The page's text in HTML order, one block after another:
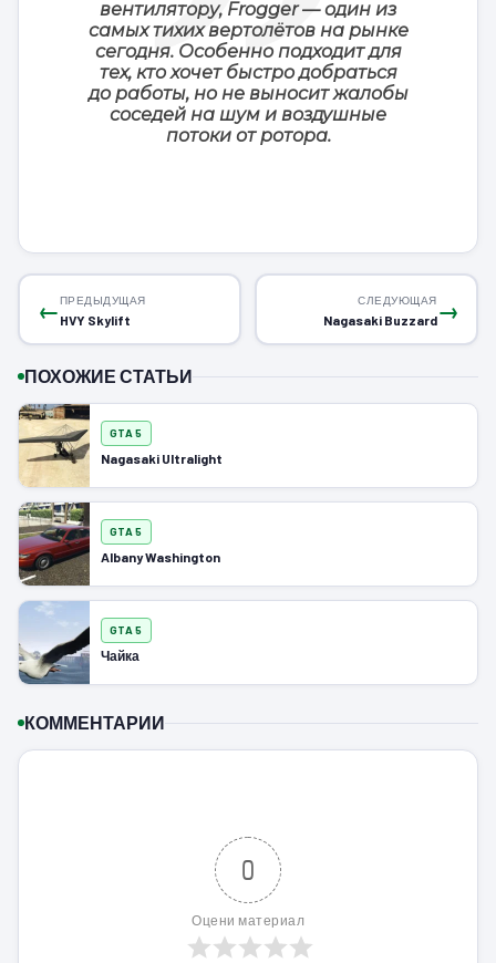
вентилятору, Frogger — один из
самых тихих вертолётов на рынке
сегодня. Особенно подходит для
тех, кто хочет быстро добраться
до работы, но не выносит жалобы
соседей на шум и воздушные
потоки от ротора.
←ПРЕДЫДУЩАЯ
HVY Skylift →
СЛЕДУЮЩАЯ
Nagasaki Buzzard
ПОХОЖИЕ СТАТЬИ
GTA 5
Nagasaki Ultralight
GTA 5
Albany Washington
GTA 5
Чайка
КОММЕНТАРИИ
0
Оцени материал